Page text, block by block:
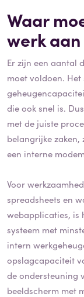
Waar
werk
Er zijn een aantal
moet voldoen.
die ook snel is.
met de juiste
belangrijke
een interne
Voor
spreadsheets en
webapplicaties, is
systeem met
intern
opslagcapaciteit
de ondersteuning
beeldscherm met